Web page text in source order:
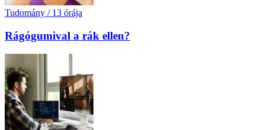
Tudomány / 13 órája
Rágógumival a rák ellen?